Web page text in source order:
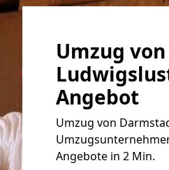
Umzug
Angebot
Umzug von
Angebote in 2 Min.